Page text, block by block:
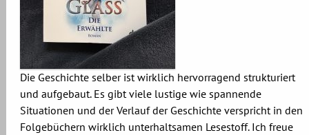
Die Geschichte selber ist wirklich hervorragend strukturiert
und aufgebaut. Es gibt viele lustige wie spannende
Situationen und der Verlauf der Geschichte verspricht in den
Folgebüchern wirklich unterhaltsamen Lesestoff. Ich freue